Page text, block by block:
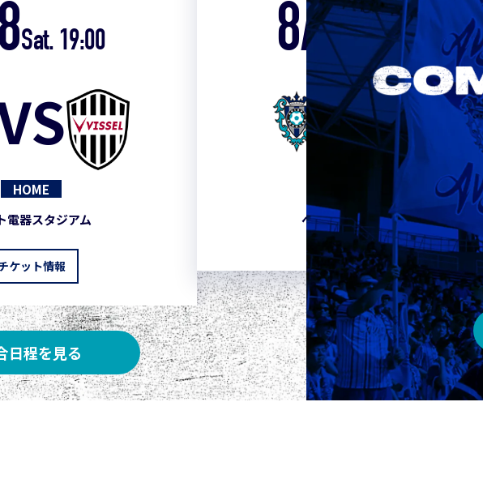
Sat. 19:00
HOME
電器スタジアム
ケット情報
8/15Sat. 19:00
VS
ベスト電器スタジアム
日程を見る